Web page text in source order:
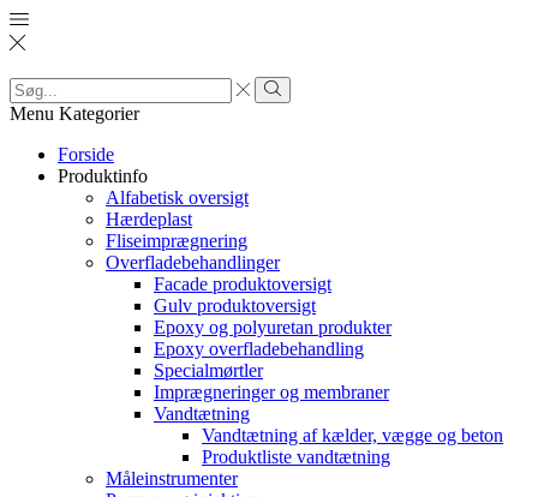
Search
input
Search
Menu Kategorier
Forside
Produktinfo
Alfabetisk oversigt
Hærdeplast
Fliseimprægnering
Overfladebehandlinger
Facade produktoversigt
Gulv produktoversigt
Epoxy og polyuretan produkter
Epoxy overfladebehandling
Specialmørtler
Imprægneringer og membraner
Vandtætning
Vandtætning af kælder, vægge og beton
Produktliste vandtætning
Måleinstrumenter